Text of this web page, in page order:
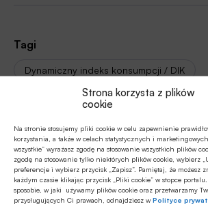
Strona korzysta z plików
cookie
Na stronie stosujemy pliki cookie w celu zapewnienie
korzystania, a także w celach statystycznych i
wszystkie” wyrażasz zgodę na stosowanie wszystkich plików
zgodę na stosowanie tylko niektórych plików cookie, wybierz
preferencje i wybierz przycisk „Zapisz”. Pamiętaj, że możesz
każdym czasie klikając przycisk „Pliki cookie” w stopce
sposobie, w jaki używamy plików cookie oraz przetwarzamy
przysługujących Ci prawach, odnajdziesz wPolityce
Tagi
Dynamiczny indeks konsumpcji / DIK
Fundacja Polska Bezgotówkowa / FPB
Gospodarka Joanna Erdman
Polityka Insight Produkt Krajowy